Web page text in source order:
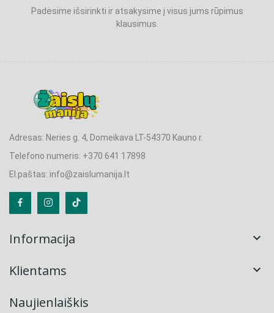
Padėsime išsirinkti ir atsakysime į visus jums rūpimus
klausimus.
Adresas: Neries g. 4, Domeikava LT-54370 Kauno r.
Telefono numeris: +370 641 17898
El.paštas: info@zaislumanija.lt
Informacija 
Klientams 
Naujienlaiškis